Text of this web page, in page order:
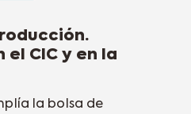
el CIC y en la
la bolsa de